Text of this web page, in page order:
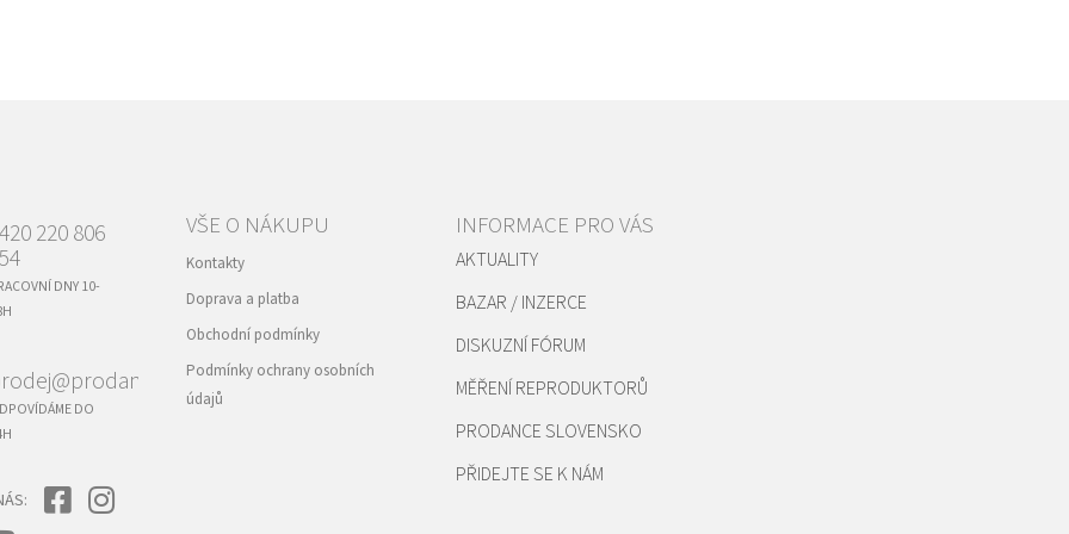
220 806
DNY 10-
DO
VŠE O NÁKUPU
Kontakty
Doprava a platba
Obchodní podmínky
Podmínky ochrany osobních
údajů
INFORMACE PRO VÁS
AKTUALITY
BAZAR / INZERCE
DISKUZNÍ FÓRUM
MĚŘENÍ REPRODUKTORŮ
PRODANCE SLOVENSKO
PŘIDEJTE SE K NÁM